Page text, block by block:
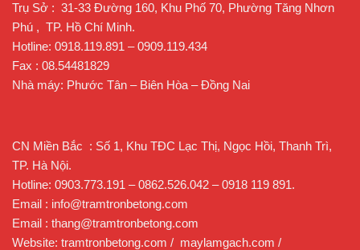
Trụ Sở : 31-33 Đường 160, Khu Phố 70, Phường Tăng Nhơn
Phú , TP. Hồ Chí Minh.
Hotline: 0918.119.891 – 0909.119.434
Fax : 08.54481829
Nhà máy: Phước Tân – Biên Hòa – Đồng Nai
CN Miền Bắc : Số 1, Khu TĐC Lạc Thị, Ngọc Hồi, Thanh Trì,
TP. Hà Nội.
Hotline: 0903.773.191 – 0862.526.042 – 0918 119 891.
Email : info@tramtronbetong.com
Email : thang@tramtronbetong.com
Website: tramtronbetong.com / maylamgach.com /